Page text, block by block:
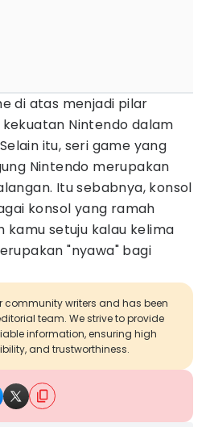
di atas menjadi pilar
Nintendo dalam
itu, seri game yang
Nintendo merupakan
Itu sebabnya, konsol
konsol yang ramah
kamu setuju kalau kelima
"nyawa" bagi
community writers and has been
team. We strive to provide
information, ensuring high
and trustworthiness.